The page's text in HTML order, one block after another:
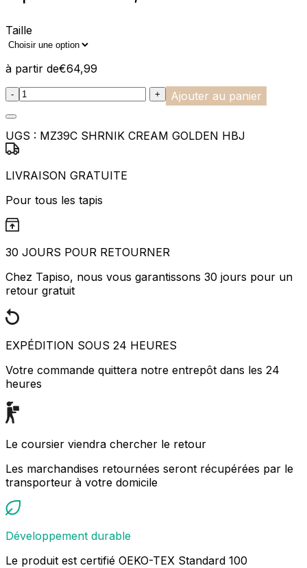
Taille
à partir de€64,99
:product_name quantity
- + Ajouter au panier
UGS : MZ39C SHRNIK CREAM GOLDEN HBJ
LIVRAISON GRATUITE
Pour tous les tapis
30 JOURS POUR RETOURNER
Chez Tapiso, nous vous garantissons 30 jours pour un
retour gratuit
EXPÉDITION SOUS 24 HEURES
Votre commande quittera notre entrepôt dans les 24
heures
Le coursier viendra chercher le retour
Les marchandises retournées seront récupérées par le
transporteur à votre domicile
Développement durable
Le produit est certifié OEKO-TEX Standard 100